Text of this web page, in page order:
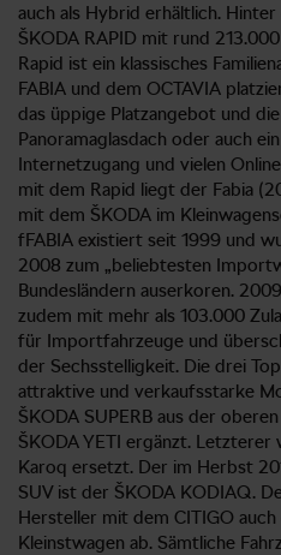
auch als Hybrid erhältlich.
ŠKODA RAPID mit rund
Rapid ist ein klassisches
FABIA und dem OCTAVIA
das üppige Platzangebot und
Panoramaglasdach oder auch
Internetzugang und vielen
mit dem Rapid liegt der Fabia
mit dem ŠKODA im
fFABIA existiert seit 1999 und
2008 zum „beliebtesten
Bundesländern auserkoren.
zudem mit mehr als 103.000
für Importfahrzeuge und
der Sechsstelligkeit. Die drei
attraktive und verkaufsstarke
ŠKODA SUPERB aus der
ŠKODA YETI ergänzt. Letzterer
Karoq ersetzt. Der im Herbst
SUV ist der ŠKODA KODIAQ.
Hersteller mit dem CITIGO
Kleinstwagen ab. Sämtliche